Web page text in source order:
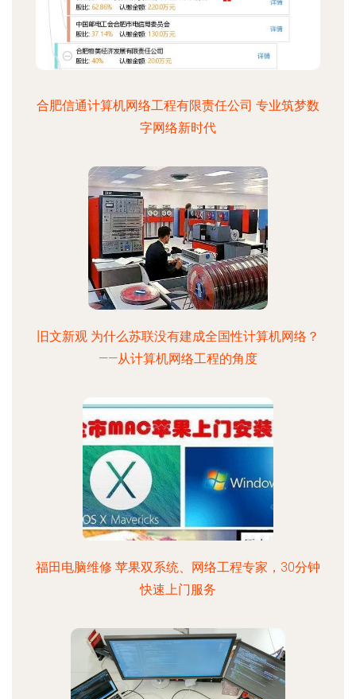
合肥信通计算机网络工程有限责任公司 专业筑梦数
字网络新时代
旧文新观 为什么苏联没有建成全国性计算机网络？
——从计算机网络工程的角度
福田电脑维修 苹果双系统、网络工程专家，30分钟
快速上门服务